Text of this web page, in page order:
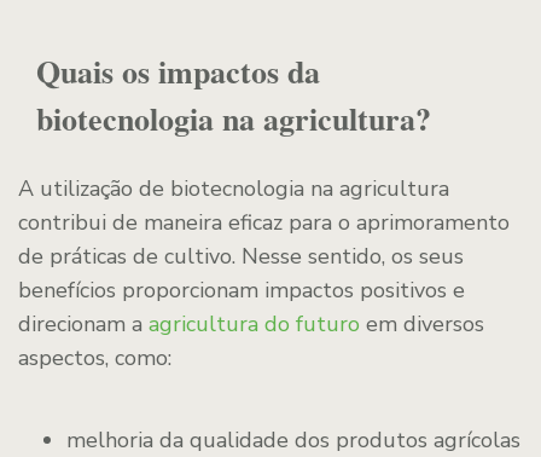
Quais os impactos da
biotecnologia na agricultura?
A utilização de biotecnologia na agricultura
contribui de maneira eficaz para o aprimoramento
de práticas de cultivo. Nesse sentido, os seus
benefícios proporcionam impactos positivos e
direcionam a agricultura do futuro em diversos
aspectos, como:
melhoria da qualidade dos produtos agrícolas